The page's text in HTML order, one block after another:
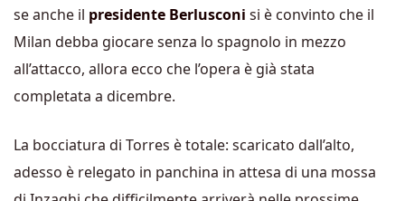
se anche il presidente Berlusconi si è convinto che il
Milan debba giocare senza lo spagnolo in mezzo
all’attacco, allora ecco che l’opera è già stata
completata a dicembre.
La bocciatura di Torres è totale: scaricato dall’alto,
adesso è relegato in panchina in attesa di una mossa